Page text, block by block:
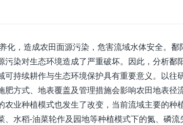
，造成农田面源污染，危害流域水体安全。鄱
污染对生态环境造成了严重破坏。因此，分析鄱
可持续耕作与生态环境保护具有重要意义。以往
肥方式、地表覆盖及管理措施会影响农田地表径
农业种植模式也发生了改变，当前流域主要的种
、水稻-油菜轮作及园地等种植模式下的氮、磷流